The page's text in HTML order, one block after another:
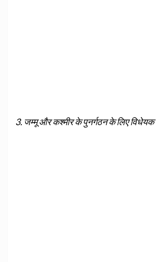
3. जम्मू और कश्मीर के पुनर्गठन के लिए विधेयक